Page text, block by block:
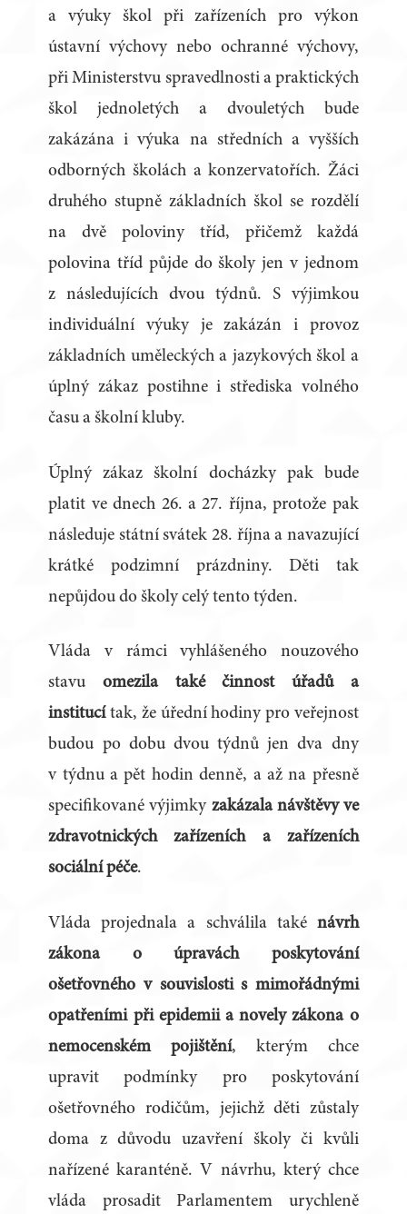
a výuky škol při zařízeních pro výkon
ústavní výchovy nebo ochranné výchovy,
při Ministerstvu spravedlnosti a praktických
škol jednoletých a dvouletých bude
zakázána i výuka na středních a vyšších
odborných školách a konzervatořích. Žáci
druhého stupně základních škol se rozdělí
na dvě poloviny tříd, přičemž každá
polovina tříd půjde do školy jen v jednom
z následujících dvou týdnů. S výjimkou
individuální výuky je zakázán i provoz
základních uměleckých a jazykových škol a
úplný zákaz postihne i střediska volného
času a školní kluby.
Úplný zákaz školní docházky pak bude
platit ve dnech 26. a 27. října, protože pak
následuje státní svátek 28. října a navazující
krátké podzimní prázdniny. Děti tak
nepůjdou do školy celý tento týden.
Vláda v rámci vyhlášeného nouzového
stavuomezila také činnost úřadů a
institucítak, že úřední hodiny pro veřejnost
budou po dobu dvou týdnů jen dva dny
v týdnu a pět hodin denně, a až na přesně
specifikované výjimky zakázala návštěvy ve
zdravotnických zařízeních a zařízeních
sociální péče.
Vláda projednala a schválila také návrh
zákona o úpravách poskytování
ošetřovného v souvislosti s mimořádnými
opatřeními při epidemii a novely zákona o
nemocenském pojištění, kterým chce
upravit podmínky pro poskytování
ošetřovného rodičům, jejichž děti zůstaly
doma z důvodu uzavření školy či kvůli
nařízené karanténě. V návrhu, který chce
vláda prosadit Parlamentem urychleně